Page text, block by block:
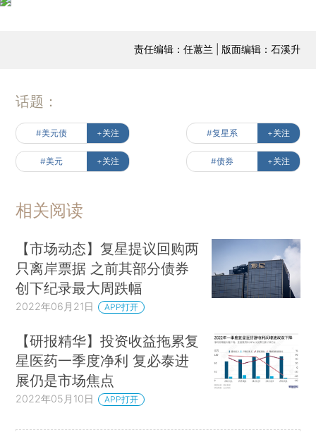
责任编辑：任蕙兰 | 版面编辑：石溪升
话题：
#美元债 +关注 #复星系 +关注
#美元 +关注 #债券 +关注
相关阅读
【市场动态】复星提议回购两
只离岸票据 之前其部分债券
创下纪录最大周跌幅
2022年06月21日 APP打开
【研报精华】投资收益拖累复
星医药一季度净利 复必泰进
展仍是市场焦点
2022年05月10日 APP打开